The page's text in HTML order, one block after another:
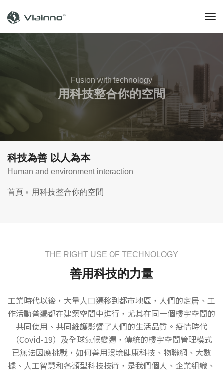
Fusion with technology
用科技整合你的空間
科技為善 以人為本
Human and environment interaction
首頁 用科技整合你的空間
THE RIGHT USE OF TECHNOLOGY
善用科技的力量
工業時代以後，大量人口遷移到都市地區，人們的定居、工
作活動普遍都在建築空間中進行，尤其在同一個樓宇空間的
共同使用、共同維護影響了人們的生活品質。疫情時代
（Covid-19）及全球氣候變遷，傳統的樓宇空間管理模式
已無法因應挑戰，如何善用環境健康科技、物聯網、大數
據、人工智慧和各類型科技技術，是我們個人、企業組織、